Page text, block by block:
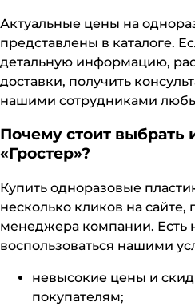
Актуальные цены на
представлены в каталоге.
детальную информацию,
доставки, получить
нашими сотрудниками
Почему стоит выбрать
«Гростер»?
Купить одноразовые
несколько кликов на сайте,
менеджера компании. Есть
воспользоваться нашими
невысокие цены и
покупателям;